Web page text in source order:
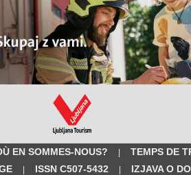
EN SOMMES-NOUS? |
TEMPS DE
| ISSN C507-5432 |
IZJAVA O